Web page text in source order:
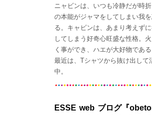
ニャビンは、いつも冷静だが時折
の本能がジャマをしてしまい我
る。キャビンは、あまり考えず
してしまう好奇心旺盛な性格。
く事ができ、ハエが大好物である
最近は、Tシャツから抜け出して
中。
ESSE web ブログ『